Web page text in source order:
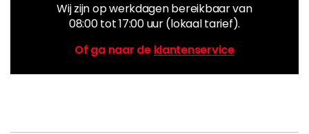
Wij zijn op werkdagen bereikbaar van
08:00 tot 17:00 uur (lokaal tarief).
Of ga naar de klantenservice